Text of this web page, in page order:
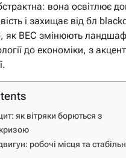
вона освітлює
і захищає від бл
як ВЕС змінюють
до економіки, з
як вітряки борються з
робочі місця та